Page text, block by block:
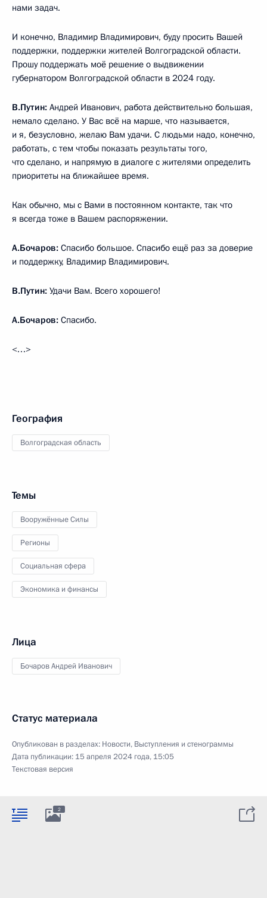
нами задач.
И конечно, Владимир Владимирович, буду просить Вашей
поддержки, поддержки жителей Волгоградской области.
Прошу поддержать моё решение о выдвижении
губернатором Волгоградской области в 2024 году.
В.Путин: Андрей Иванович, работа действительно большая,
немало сделано. У Вас всё на марше, что называется,
и я, безусловно, желаю Вам удачи. С людьми надо, конечно,
работать, с тем чтобы показать результаты того,
что сделано, и напрямую в диалоге с жителями определить
приоритеты на ближайшее время.
Как обычно, мы с Вами в постоянном контакте, так что
я всегда тоже в Вашем распоряжении.
А.Бочаров: Спасибо большое. Спасибо ещё раз за доверие
и поддержку, Владимир Владимирович.
В.Путин: Удачи Вам. Всего хорошего!
А.Бочаров: Спасибо.
<…>
География
Волгоградская область
Темы
Вооружённые Силы
Регионы
Социальная сфера
Экономика и финансы
Лица
Бочаров Андрей Иванович
Статус материала
Опубликован в разделах: Новости, Выступления и стенограммы
Дата публикации: 15 апреля 2024 года, 15:05
Текстовая версия
2